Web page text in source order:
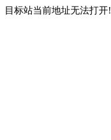
目标站当前地址无法打开!